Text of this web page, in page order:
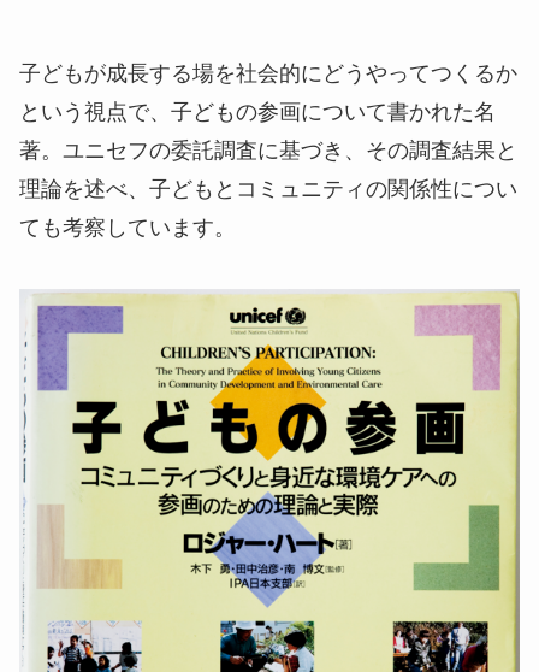
子どもが成長する場を社会的にどうやってつくるか
という視点で、子どもの参画について書かれた名
著。ユニセフの委託調査に基づき、その調査結果と
理論を述べ、子どもとコミュニティの関係性につい
ても考察しています。